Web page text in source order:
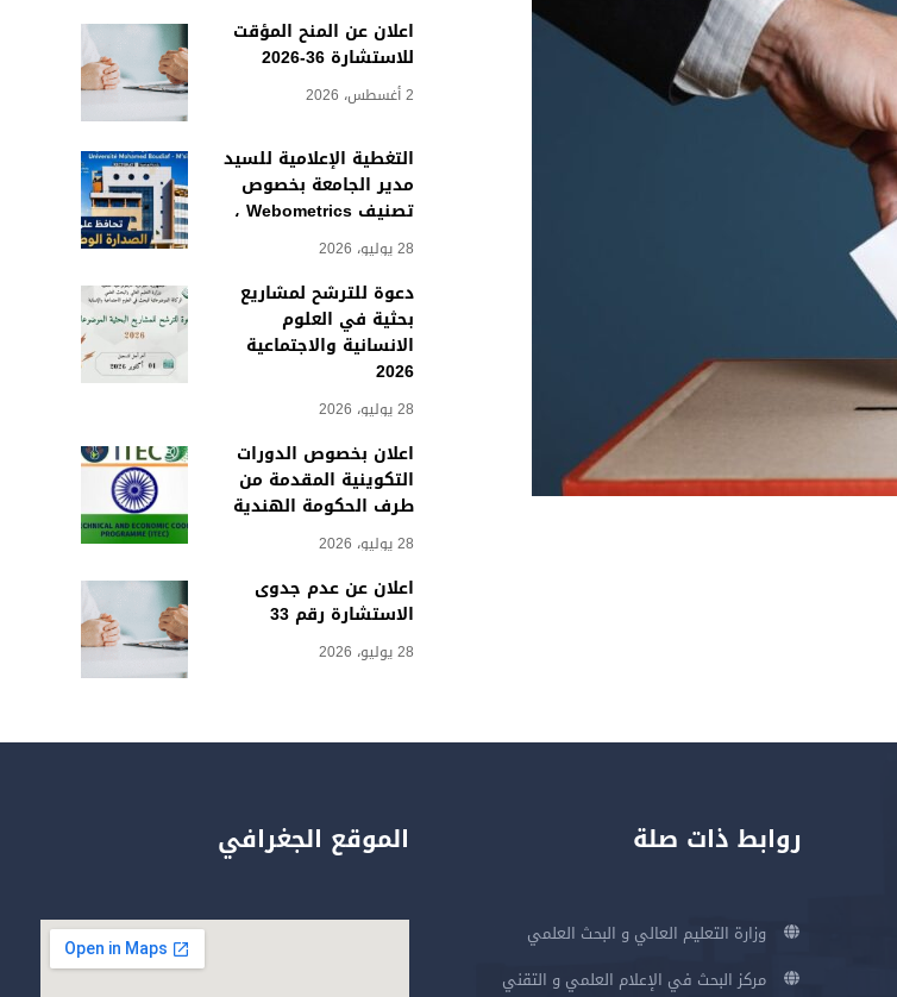
اعلان عن المنح المؤقت
للاستشارة 36-2026
2 أغسطس، 2026
التغطية الإعلامية للسيد
مدير الجامعة بخصوص
تصنيف Webometrics ،
28 يوليو، 2026
دعوة للترشح لمشاريع
بحثية في العلوم
الانسانية والاجتماعية
2026
28 يوليو، 2026
اعلان بخصوص الدورات
التكوينية المقدمة من
طرف الحكومة الهندية
28 يوليو، 2026
اعلان عن عدم جدوى
الاستشارة رقم 33
28 يوليو، 2026
روابط ذات صلة
وزارة التعليم العالي و البحث العلمي
مركز البحث في الإعلام العلمي و التقني
الموقع الجغرافي